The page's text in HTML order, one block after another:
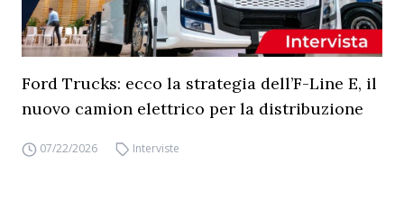
Ford Trucks: ecco la strategia dell’F-Line E, il
nuovo camion elettrico per la distribuzione
07/22/2026 Interviste